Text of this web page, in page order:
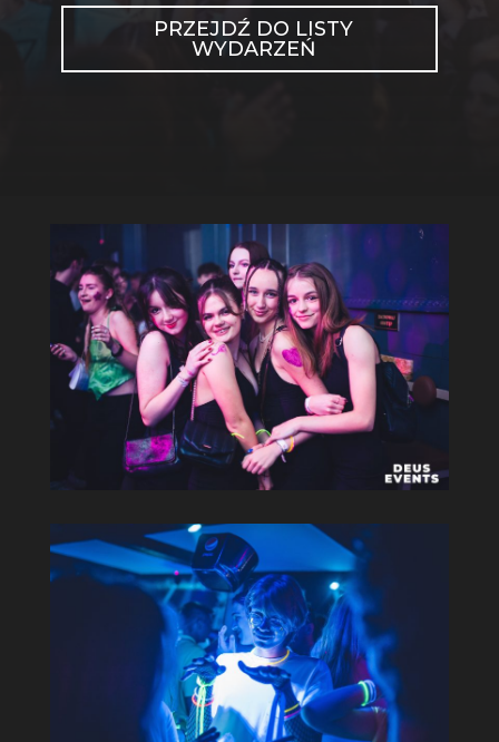
PRZEJDŹ DO LISTY
WYDARZEŃ